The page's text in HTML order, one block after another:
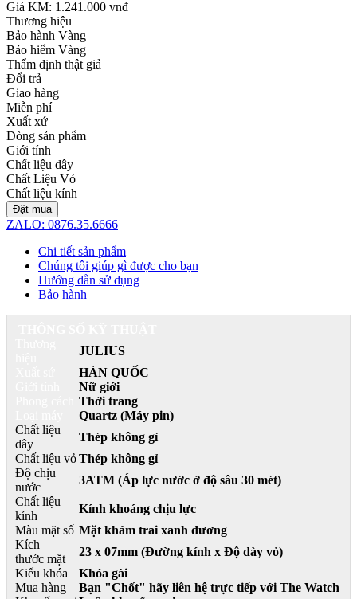
Giá KM: 1.241.000 vnđ
Thương hiệu
Bảo hành Vàng
Bảo hiểm Vàng
Thẩm định thật giả
Đổi trả
Giao hàng
Miễn phí
Xuất xứ
Dòng sản phẩm
Giới tính
Chất liệu dây
Chất Liệu Vỏ
Chất liệu kính
Đặt mua
ZALO: 0876.35.6666
Chi tiết sản phẩm
Chúng tôi giúp gì được cho bạn
Hướng dẫn sử dụng
Bảo hành
JULIUS
HÀN QUỐC
Nữ giới
Thời trang
Quartz (Máy pin)
Chất liệu
dây
Thép không gỉ
Chất liệu vỏThép không gỉ
Độ chịu
nước
3ATM (Áp lực nước ở độ sâu 30 mét)
Chất liệu
kính
Kính khoáng chịu lực
Màu mặt số Mặt khảm trai xanh dương
Kích
thước mặt
23 x 07mm (Đường kính x Độ dày vỏ)
Kiểu khóa
Khóa gài
Mua hàng
Bạn "Chốt" hãy liên hệ trực tiếp với The Watch